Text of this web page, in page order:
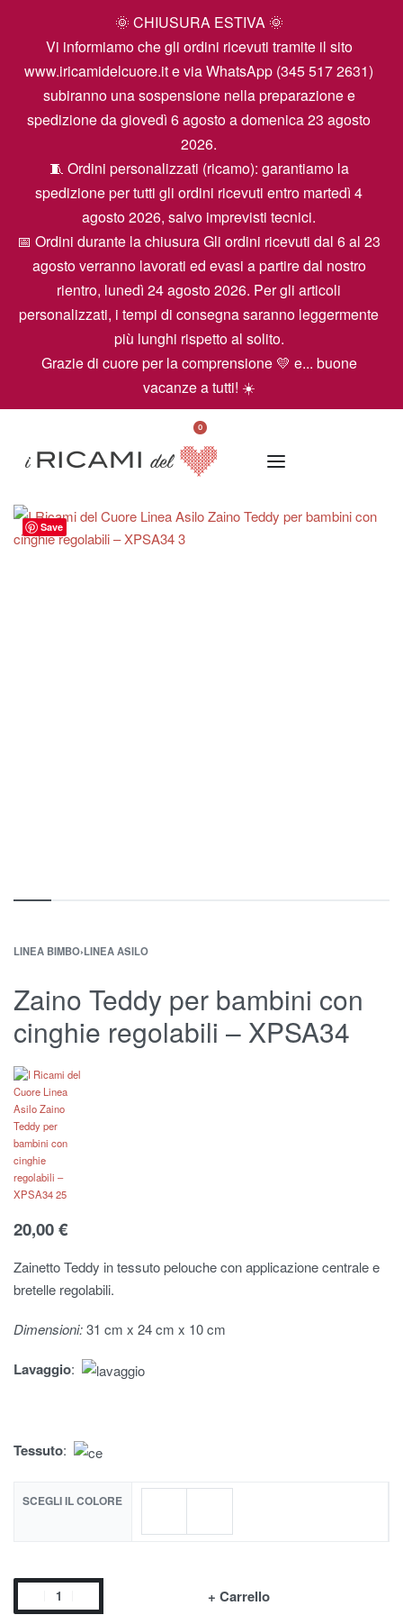
🌞 CHIUSURA ESTIVA 🌞
Vi informiamo che gli ordini ricevuti tramite il sito
www.iricamidelcuore.it e via WhatsApp (345 517 2631)
subiranno una sospensione nella preparazione e
spedizione da giovedì 6 agosto a domenica 23 agosto
2026.
🧵 Ordini personalizzati (ricamo): garantiamo la
spedizione per tutti gli ordini ricevuti entro martedì 4
agosto 2026, salvo imprevisti tecnici.
📅 Ordini durante la chiusura Gli ordini ricevuti dal 6 al 23
agosto verranno lavorati ed evasi a partire dal nostro
rientro, lunedì 24 agosto 2026. Per gli articoli
personalizzati, i tempi di consegna saranno leggermente
più lunghi rispetto al solito.
Grazie di cuore per la comprensione 💛 e... buone
vacanze a tutti! ☀️
0
Save
LINEA BIMBO›LINEA ASILO
Zaino Teddy per bambini con
cinghie regolabili – XPSA34
20,00€
Zainetto Teddy in tessuto pelouche con applicazione centrale e
bretelle regolabili.
Dimensioni:31 cm x 24 cm x 10 cm
Lavaggio:
Tessuto:
SCEGLI IL COLORE
+ Carrello